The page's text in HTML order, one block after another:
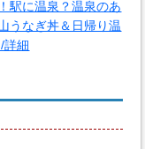
駅に温泉？温泉のあ
うなぎ丼＆日帰り温
詳細